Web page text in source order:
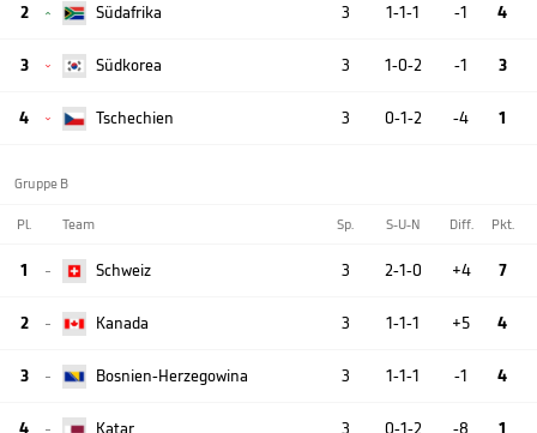
2  Südafrika 3 1-1-1 -1 4
3  Südkorea 3 1-0-2 -1 3
4  Tschechien 3 0-1-2 -4 1
Gruppe B
Pl. Team Sp. S-U-N Diff. Pkt.
1  Schweiz 3 2-1-0 +4 7
2  Kanada 3 1-1-1 +5 4
3  Bosnien-Herzegowina 3 1-1-1 -1 4
4  Katar 3 0-1-2 -8 1